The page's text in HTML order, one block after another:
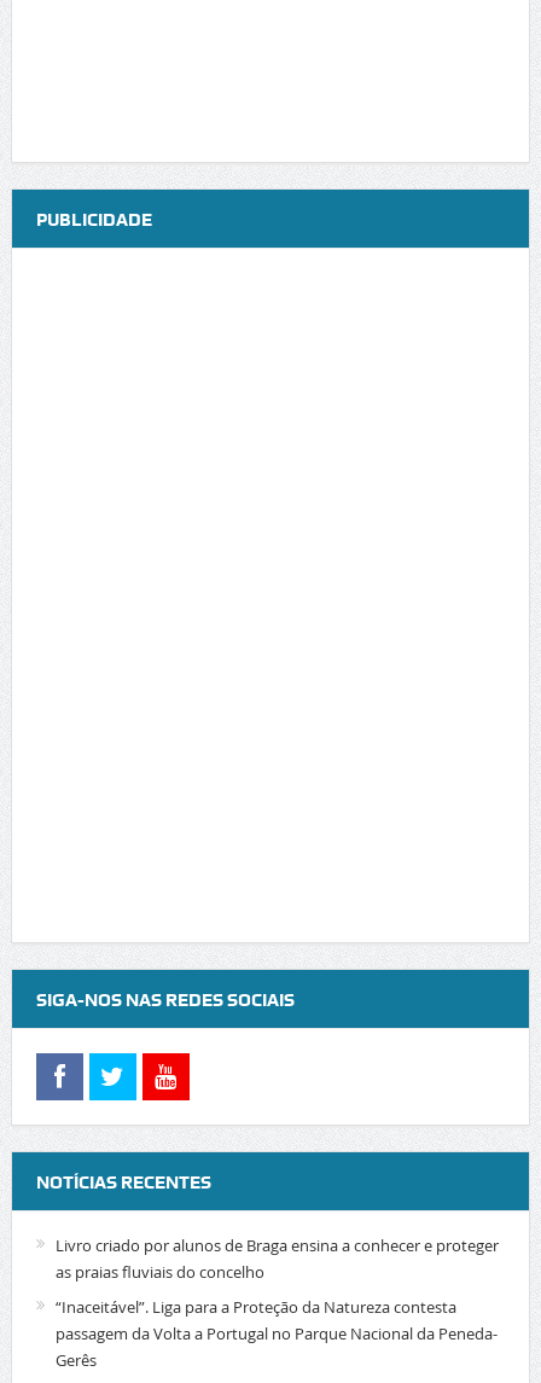
PUBLICIDADE
SIGA-NOS NAS REDES SOCIAIS
NOTÍCIAS RECENTES
Livro criado por alunos de Braga ensina a conhecer e proteger
as praias fluviais do concelho
“Inaceitável”. Liga para a Proteção da Natureza contesta
passagem da Volta a Portugal no Parque Nacional da Peneda-
Gerês